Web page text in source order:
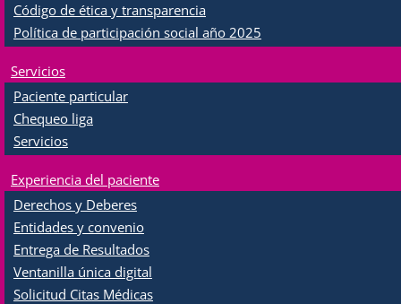
Código de ética y transparencia
Política de participación social año 2025
Servicios
Paciente particular
Chequeo liga
Servicios
Experiencia del paciente
Derechos y Deberes
Entidades y convenio
Entrega de Resultados
Ventanilla única digital
Solicitud Citas Médicas
Citas Médicas
Facebook
PBX Citas Médicas (606) 3333340
Línea de atención EPS WhatsApp - 310
Línea de atención Particular WhatsApp - 310